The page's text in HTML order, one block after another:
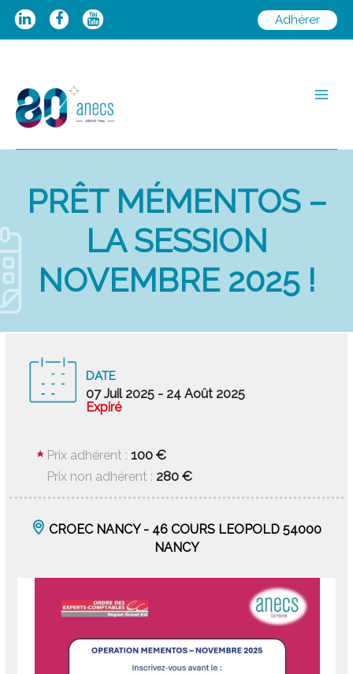
Aller
Adhérer
PRÊT MÉMENTOS –
LA SESSION
NOVEMBRE 2025 !
DATE
07 Juil 2025 - 24 Août 2025
Expiré
Prix adhérent :100 €
Prix non adhérent : 280 €
CROEC NANCY - 46 COURS LEOPOLD 54000
NANCY